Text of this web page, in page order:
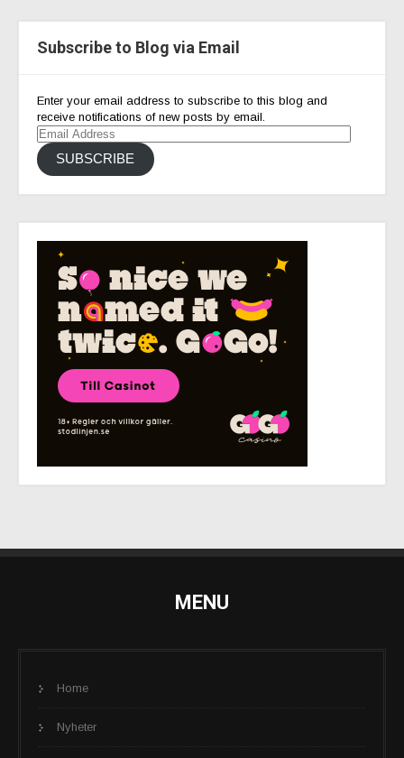
Subscribe to Blog via Email
Enter your email address to subscribe to this blog and
receive notifications of new posts by email.
Email
Address
SUBSCRIBE
MENU
Home
Nyheter